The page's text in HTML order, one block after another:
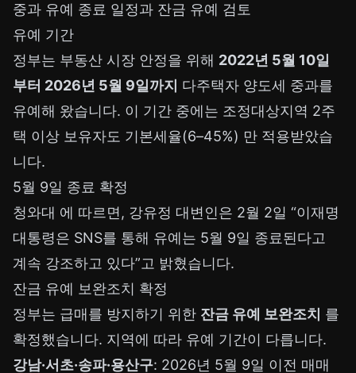
중과 유예 종료 일정과 잔금 유예 검토
유예 기간
정부는 부동산 시장 안정을 위해 2022년 5월 10일
부터 2026년 5월 9일까지 다주택자 양도세 중과를
유예해 왔습니다. 이 기간 중에는 조정대상지역 2주
택 이상 보유자도 기본세율(6–45%) 만 적용받았습
니다.
5월 9일 종료 확정
청와대 에 따르면, 강유정 대변인은 2월 2일 “이재명
대통령은 SNS를 통해 유예는 5월 9일 종료된다고
계속 강조하고 있다”고 밝혔습니다.
잔금 유예 보완조치 확정
정부는 급매를 방지하기 위한 잔금 유예 보완조치 를
확정했습니다. 지역에 따라 유예 기간이 다릅니다.
강남·서초·송파·용산구: 2026년 5월 9일 이전 매매